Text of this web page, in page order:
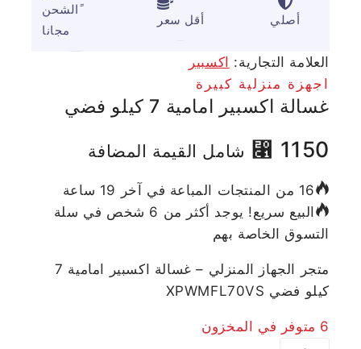
أصلي أقل سعر
ًالشحن
مجانا
العلامة التجارية: اكسبير
اجهزة منزلية كبيرة
غسالة اكسبير امامية 7 كيلو فضي
⃁ 1150 شامل القيمة المضافة
16 من المنتجات المباعة في آخر 19 ساعة
البيع سريع! يوجد أكثر من 6 شخص في سلة
التسوق الخاصة بهم
متجر الجهاز المنزلي – غسالة اكسبير امامية 7
كيلو فضي XPWMFL70VS
6 متوفر في المخزون